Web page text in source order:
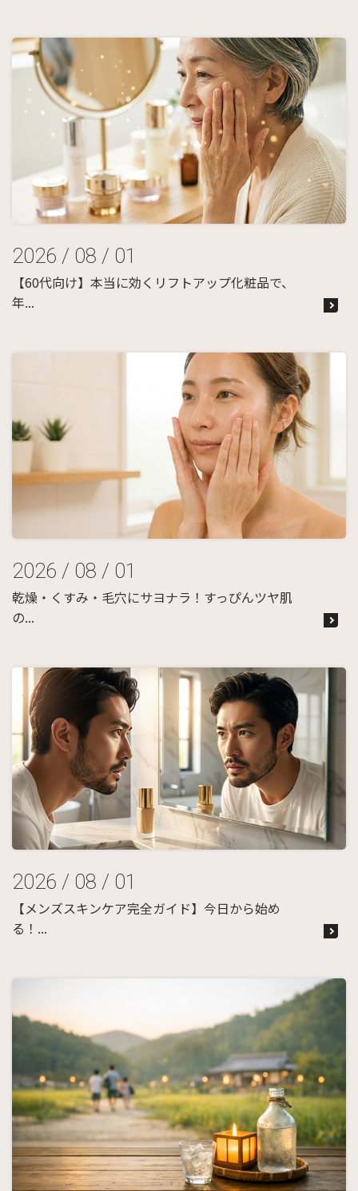
2026 / 08 / 01
【60代向け】本当に効くリフトアップ化粧品で、
年...
2026 / 08 / 01
乾燥・くすみ・毛穴にサヨナラ！すっぴんツヤ肌
の...
2026 / 08 / 01
【メンズスキンケア完全ガイド】今日から始め
る！...